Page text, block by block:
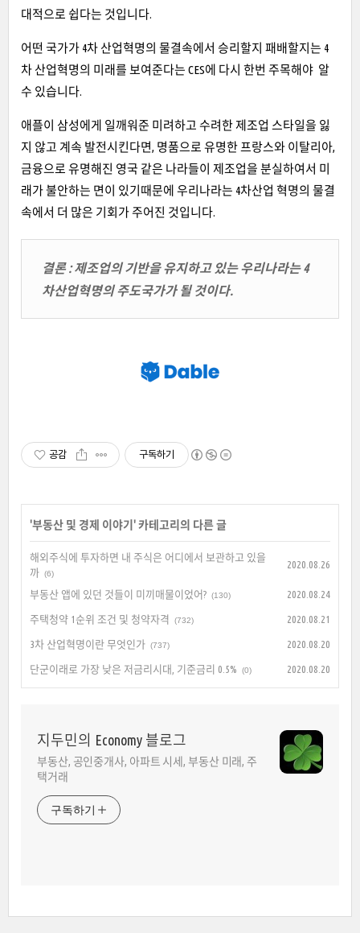
대적으로 쉽다는 것입니다.
어떤 국가가 4차 산업혁명의 물결속에서 승리할지 패배할지는 4
차 산업혁명의 미래를 보여준다는 CES에 다시 한번 주목해야 알
수 있습니다.
애플이 삼성에게 일깨워준 미려하고 수려한 제조업 스타일을 잃
지 않고 계속 발전시킨다면, 명품으로 유명한 프랑스와 이탈리아,
금융으로 유명해진 영국 같은 나라들이 제조업을 분실하여서 미
래가 불안하는 면이 있기때문에 우리나라는 4차산업 혁명의 물결
속에서 더 많은 기회가 주어진 것입니다.
결론 : 제조업의 기반을 유지하고 있는 우리나라는 4
차산업혁명의 주도국가가 될 것이다.
공감 구독하기
'부동산 및 경제 이야기 ' 카테고리의 다른 글
해외주식에 투자하면 내 주식은 어디에서 보관하고 있을
까 (6)
2020.08.26
부동산 앱에 있던 것들이 미끼매물이었어? (130) 2020.08.24
주택청약 1순위 조건 및 청약자격 (732) 2020.08.21
3차 산업혁명이란 무엇인가 (737) 2020.08.20
단군이래로 가장 낮은 저금리시대, 기준금리 0.5% (0) 2020.08.20
지두민의 Economy 블로그
부동산, 공인중개사, 아파트 시세, 부동산 미래, 주
택거래
구독하기